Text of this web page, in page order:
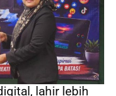
lahir lebih